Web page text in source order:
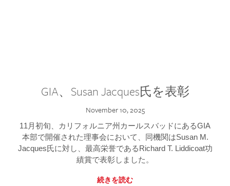
GIA、Susan Jacques氏を表彰
November 10, 2025
11月初旬、カリフォルニア州カールスバッドにあるGIA
本部で開催された理事会において、同機関はSusan M.
Jacques氏に対し、最高栄誉であるRichard T. Liddicoat功
績賞で表彰しました。
続きを読む